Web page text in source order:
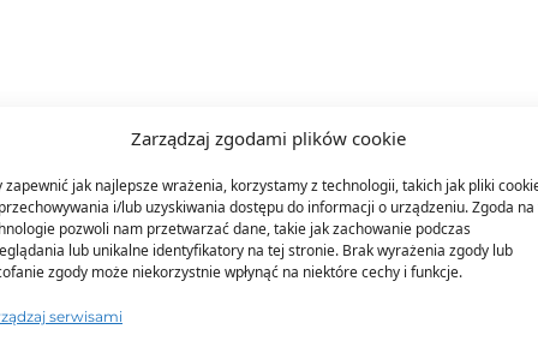
Zarządzaj zgodami plików cookie
zapewnić jak najlepsze wrażenia, korzystamy z technologii, takich jak pliki
i/lub uzyskiwania dostępu do informacji o urządzeniu. Zgoda na
pozwoli nam przetwarzać dane, takie jak zachowanie podczas
lub unikalne identyfikatory na tej stronie. Brak wyrażenia zgody lub
zgody może niekorzystnie wpłynąć na niektóre cechy i funkcje.
serwisami
TO SIĘ TERAZ SPRZEDAJE